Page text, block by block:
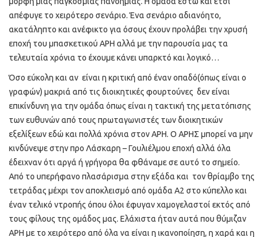
απέφυγε το χειρότερο σενάριο. Ένα σενάριο αδιανόητο,
ακατάληπτο και ανέφικτο για όσους έχουν προλάβει την χρυσή
εποχή του μπασκετικού ΑΡΗ αλλά με την παρουσία μας τα
τελευταία χρόνια το έχουμε κάνει υπαρκτό και λογικό…
Όσο εύκολη και αν είναι η κριτική από έναν οπαδό(όπως είναι ο
γραφών) μακριά από τις διοικητικές φουρτούνες δεν είναι
επικίνδυνη για την ομάδα όπως είναι η τακτική της μετατόπισης
των ευθυνών από τους πρωταγωνιστές των διοικητικών
εξελίξεων εδώ και πολλά χρόνια στον ΑΡΗ. Ο ΑΡΗΣ μπορεί να μην
κινδύνεψε στην προ Λάσκαρη – Γουλιέλμου εποχή αλλά όλα
έδειχναν ότι αργά ή γρήγορα θα φθάναμε σε αυτό το σημείο.
Από το υπερήφανο πλασάρισμα στην εξάδα και τον θρίαμβο της
τετράδας μέχρι τον αποκλεισμό από ομάδα Α2 στο κύπελλο και
έναν τελικό ντροπής όπου όλοι έφυγαν χαμογελαστοί εκτός από
τους φίλους της ομάδος μας. Ελάχιστα ήταν αυτά που θύμιζαν
ΑΡΗ με το χειρότερο από όλα να είναι η ικανοποίηση, η χαρά και η